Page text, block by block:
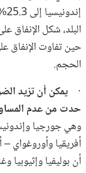
البلد، شكل الإنفاق
حين تفاوت الإنفاق
الحجم.
· يمكن أن تزيد
حدت من عدم
وهي جورجيا
أفريقيا وأوروغواي
أن بوليفيا وإثيوبيا